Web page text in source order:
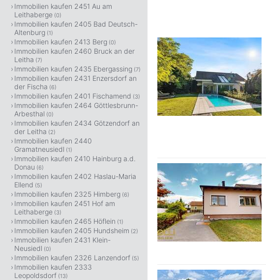
Immobilien kaufen 2451 Au am
Leithaberge (0)
Immobilien kaufen 2405 Bad Deutsch-
Altenburg (1)
Immobilien kaufen 2413 Berg (0)
Immobilien kaufen 2460 Bruck an der
Leitha (7)
Immobilien kaufen 2435 Ebergassing (7)
Immobilien kaufen 2431 Enzersdorf an
der Fischa (6)
Immobilien kaufen 2401 Fischamend (3)
Immobilien kaufen 2464 Göttlesbrunn-
Arbesthal (0)
Immobilien kaufen 2434 Götzendorf an
der Leitha (2)
Immobilien kaufen 2440
Gramatneusiedl (1)
Immobilien kaufen 2410 Hainburg a.d.
Donau (6)
Immobilien kaufen 2402 Haslau-Maria
Ellend (5)
Immobilien kaufen 2325 Himberg (6)
Immobilien kaufen 2451 Hof am
Leithaberge (3)
Immobilien kaufen 2465 Höflein (1)
Immobilien kaufen 2405 Hundsheim (2)
Immobilien kaufen 2431 Klein-
Neusiedl (0)
Immobilien kaufen 2326 Lanzendorf (5)
Immobilien kaufen 2333
Leopoldsdorf (13)